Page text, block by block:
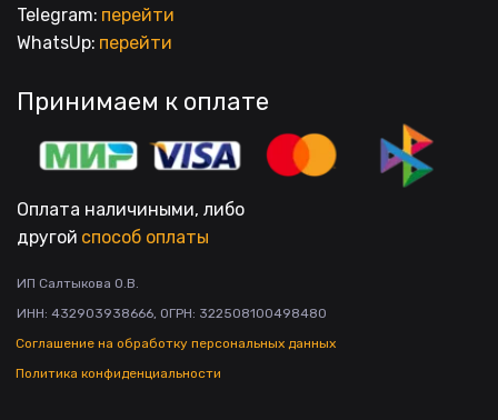
Telegram: перейти
WhatsUp: перейти
Принимаем к оплате
Оплата наличиными, либо
другой способ оплаты
ИП Салтыкова О.В.
ИНН: 432903938666, ОГРН: 322508100498480
Соглашение на обработку персональных данных
Политика конфиденциальности